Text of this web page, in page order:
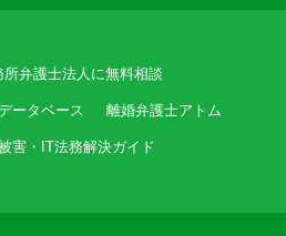
弁護士法人に無料相談
ータベース 離婚弁護士アトム
害・IT法務解決ガイド